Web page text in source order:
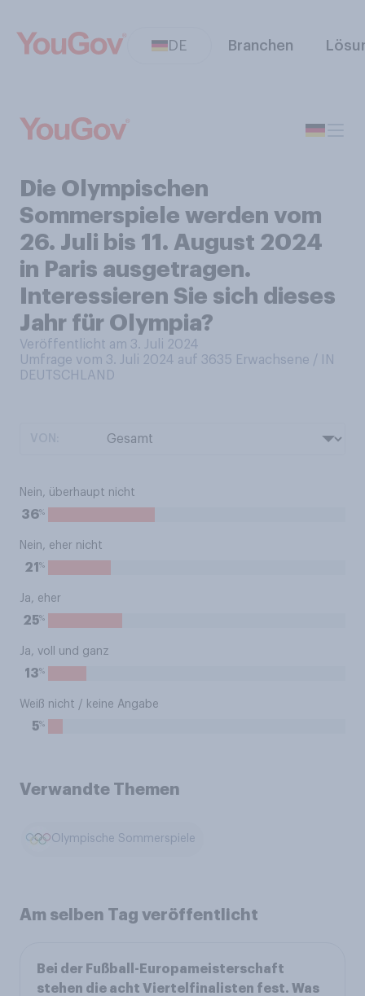
DE Branchen
Die Olympischen
Sommerspiele werden vom
26. Juli bis 11. August 2024
in Paris ausgetragen.
Interessieren Sie sich dieses
Jahr für Olympia?
Veröffentlicht am 3. Juli 2024
Umfrage vom 3. Juli 2024 auf 3635 Erwachsene / IN
DEUTSCHLAND
Nein, überhaupt nicht
36%
Nein, eher nicht
21 %
Ja, eher
25%
Ja, voll und ganz
13%
Weiß nicht / keine Angabe
5%
Verwandte Themen
Olympische Sommerspiele
Am selben Tag veröffentlicht
Bei der Fußball-Europameisterschaft
stehen die acht Viertelfinalisten fest. Was